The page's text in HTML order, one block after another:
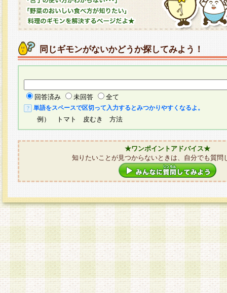
同じギモンがないかどうか探してみよう！
回答済み 未回答 全て
単語をスペースで区切って入力するとみつかりやすくなるよ。
例） トマト 皮むき 方法
★ワンポイントアドバイス★
知りたいことが見つからないときは、自分でも質問